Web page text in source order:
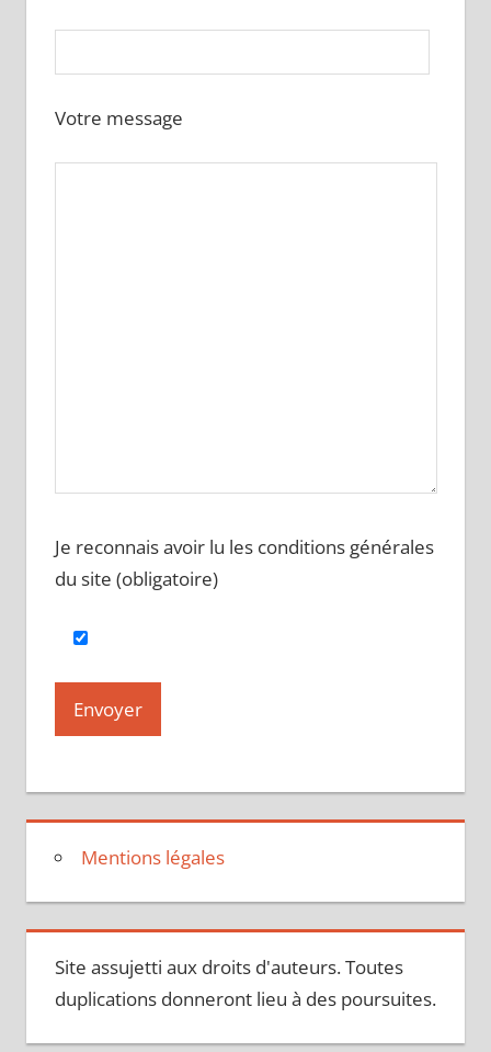
Votre message
Je reconnais avoir lu les conditions générales
du site (obligatoire)
Mentions légales
Site assujetti aux droits d'auteurs. Toutes
duplications donneront lieu à des poursuites.